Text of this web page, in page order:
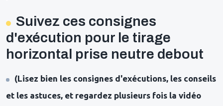
Suivez ces consignes
d'exécution pour le tirage
horizontal prise neutre debout
(Lisez bien les consignes d'exécutions, les conseils
et les astuces, et regardez plusieurs fois la vidéo